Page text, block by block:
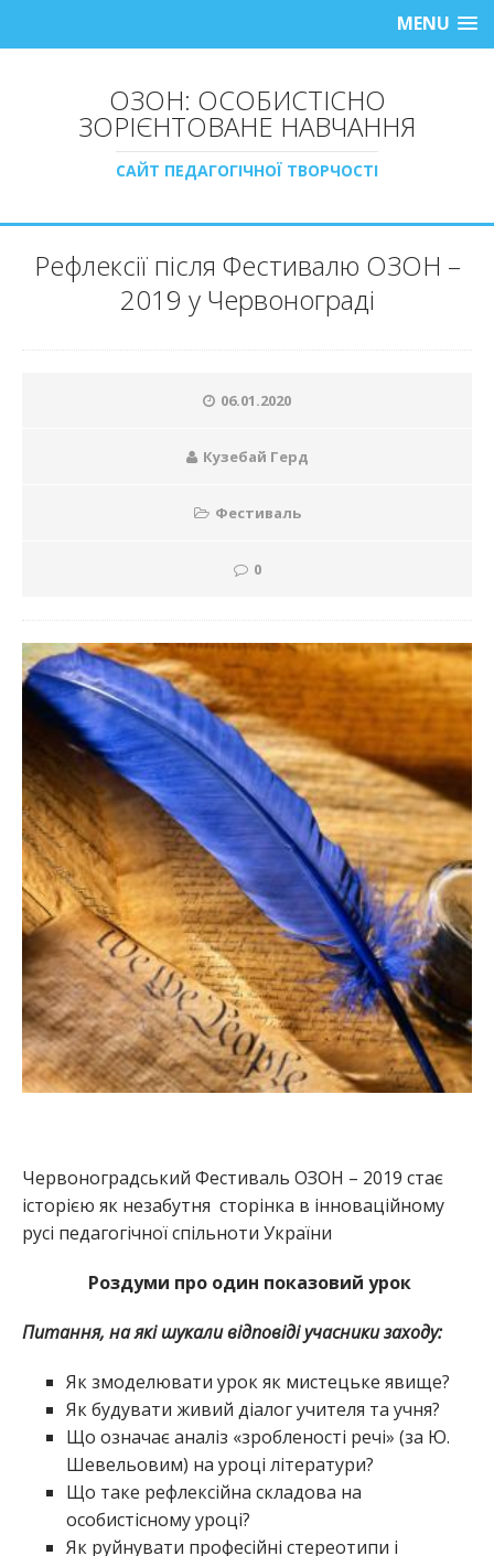
MENU
ОЗОН: ОСОБИСТІСНО
ЗОРІЄНТОВАНЕ НАВЧАННЯ
САЙТ ПЕДАГОГІЧНОЇ ТВОРЧОСТІ
Рефлексії після Фестивалю ОЗОН –
2019 у Червонограді
06.01.2020
Кузебай Герд
Фестиваль
0
Червоноградський Фестиваль ОЗОН – 2019 стає
історією як незабутня сторінка в інноваційному
русі педагогічної спільноти України
Роздуми про один показовий урок
Питання, на які шукали відповіді учасники заходу:
Як змоделювати урок як мистецьке явище?
Як будувати живий діалог учителя та учня?
Що означає аналіз «зробленості речі» (за Ю.
Шевельовим) на уроці літератури?
Що таке рефлексійна складова на
особистісному уроці?
Як руйнувати професійні стереотипи і